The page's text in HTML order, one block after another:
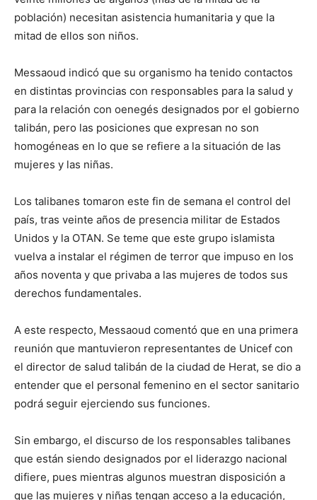
población) necesitan asistencia humanitaria y que la
mitad de ellos son niños.
Messaoud indicó que su organismo ha tenido contactos
en distintas provincias con responsables para la salud y
para la relación con oenegés designados por el gobierno
talibán, pero las posiciones que expresan no son
homogéneas en lo que se refiere a la situación de las
mujeres y las niñas.
Los talibanes tomaron este fin de semana el control del
país, tras veinte años de presencia militar de Estados
Unidos y la OTAN. Se teme que este grupo islamista
vuelva a instalar el régimen de terror que impuso en los
años noventa y que privaba a las mujeres de todos sus
derechos fundamentales.
A este respecto, Messaoud comentó que en una primera
reunión que mantuvieron representantes de Unicef con
el director de salud talibán de la ciudad de Herat, se dio a
entender que el personal femenino en el sector sanitario
podrá seguir ejerciendo sus funciones.
Sin embargo, el discurso de los responsables talibanes
que están siendo designados por el liderazgo nacional
difiere, pues mientras algunos muestran disposición a
que las mujeres y niñas tengan acceso a la educación,